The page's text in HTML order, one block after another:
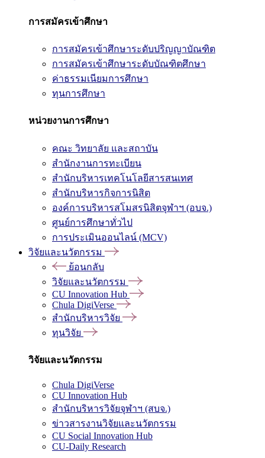
การสมัครเข้าศึกษา
การสมัครเข้าศึกษาระดับปริญญาบัณฑิต
การสมัครเข้าศึกษาระดับบัณฑิตศึกษา
ค่าธรรมเนียมการศึกษา
ทุนการศึกษา
หน่วยงานการศึกษา
คณะ วิทยาลัย และสถาบัน
สำนักงานการทะเบียน
สำนักบริหารเทคโนโลยีสารสนเทศ
สำนักบริหารกิจการนิสิต
องค์การบริหารสโมสรนิสิตจุฬาฯ (อบจ.)
ศูนย์การศึกษาทั่วไป
การประเมินออนไลน์ (MCV)
วิจัยและนวัตกรรม
ย้อนกลับ
วิจัยและนวัตกรรม
CU Innovation Hub
Chula DigiVerse
สำนักบริหารวิจัย
ทุนวิจัย
วิจัยและนวัตกรรม
Chula DigiVerse
CU Innovation Hub
สำนักบริหารวิจัยจุฬาฯ (สบจ.)
ข่าวสารงานวิจัยและนวัตกรรม
CU Social Innovation Hub
CU-Daily Research